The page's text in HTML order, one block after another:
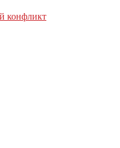
конфликт